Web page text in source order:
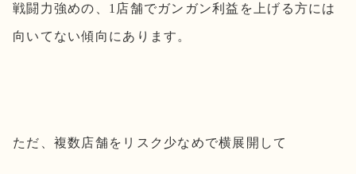
戦闘力強めの、1店舗でガンガン利益を上げる方には
向いてない傾向にあります。
ただ、複数店舗をリスク少なめで横展開して